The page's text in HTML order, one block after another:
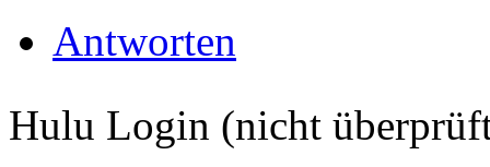
Antworten
Hulu Login (nicht